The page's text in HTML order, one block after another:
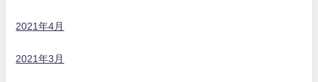
2021年4月
2021年3月